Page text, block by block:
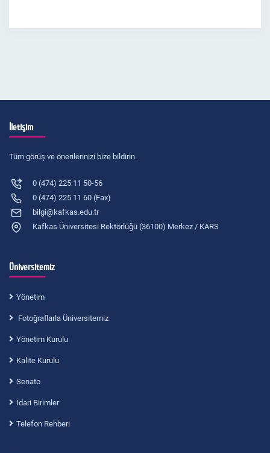
İletişim
Tüm görüş ve önerilerinizi bize bildirin.
0 (474) 225 11 50-56
0 (474) 225 11 60 (Fax)
bilgi@kafkas.edu.tr
Kafkas Üniversitesi Rektörlüğü (36100) Merkez / KARS
Üniversitemiz
Yönetim
Fotoğraflarla Üniversitemiz
Yönetim Kurulu
Kalite Kurulu
Senato
İdari Birimler
Telefon Rehberi